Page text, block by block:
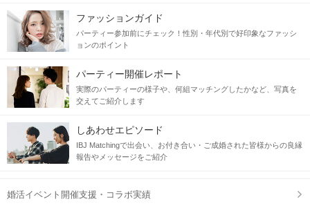
ファッションガイド
パーティー参加前にチェック！性別・年代別で好印象なファッシ
ョンのポイント
パーティー開催レポート
実際のパーティーの様子や、何組マッチングしたかなど、写真を
交えてご紹介します
しあわせエピソード
IBJ Matchingで出会い、お付き合い・ご成婚された皆様からの良縁
報告やメッセージをご紹介
婚活イベント開催支援・コラボ実績